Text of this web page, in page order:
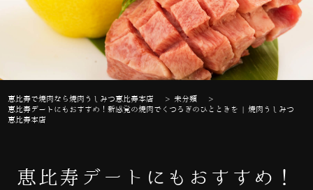
恵比寿で焼肉なら焼肉うしみつ恵比寿本店 >未分類
>
恵比寿デートにもおすすめ！新感覚の焼肉でくつろぎのひとときを | 焼肉うしみつ
恵比寿本店
恵比寿デートにもおすすめ！